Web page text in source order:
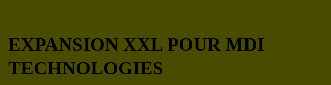
EXPANSION XXL POUR MDI
TECHNOLOGIES